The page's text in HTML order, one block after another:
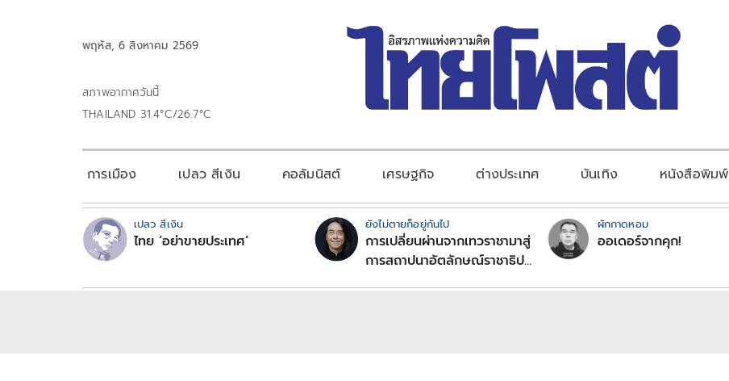
พฤหัส, 6 สิงหาคม 2569
สภาพอากาศวันนี้
THAILAND 31.4°C/26.7°C
การเมือง เปลว สีเงิน คอลัมนิสต์ เศรษฐกิจ ต่างประเทศ บันเทิง หนังสือพิมพ์
เปลว สีเงิน
ไทย ‘อย่าขายประเทศ’
ยังไม่ตายก็อยู่กันไป
การเปลี่ยนผ่านจากเทวราชามาสู่
การสถาปนาอัตลักษณ์ราชาธิป
ผักกาดหอม
ออเดอร์จากคุก!